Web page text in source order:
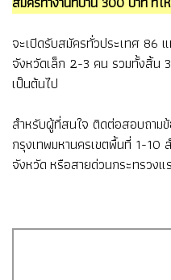
จะเปิดรับสมัครทั่วประเทศ 86
จังหวัดเล็ก 2-3 คน รวมทั้งสิ้น
เป็นต้นไป
สำหรับผู้ที่สนใจ ติดต่อสอบถาม
กรุงเทพมหานครเขตพื้นที่ 1-10
จังหวัด หรือสายด่วนกระทรวง